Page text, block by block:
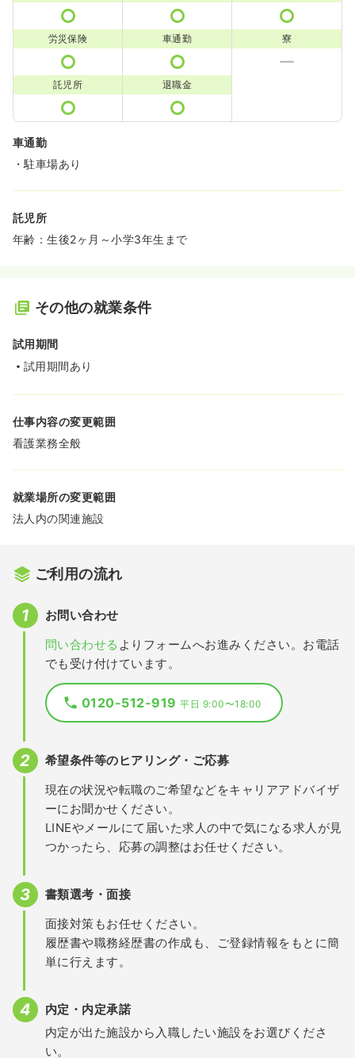
労災保険 車通勤 寮
託児所 退職金
車通勤
・駐車場あり
託児所
年齢：生後2ヶ月～小学3年生まで
その他の就業条件
試用期間
試用期間あり
仕事内容の変更範囲
看護業務全般
就業場所の変更範囲
法人内の関連施設
ご利用の流れ
お問い合わせ
問い合わせる よりフォームへお進みください。お電話
でも受け付けています。
0120-512-919平日 9:00〜18:00
希望条件等のヒアリング・ご応募
現在の状況や転職のご希望などをキャリアアドバイザ
ーにお聞かせください。
LINEやメールにて届いた求人の中で気になる求人が見
つかったら、応募の調整はお任せください。
書類選考・面接
面接対策もお任せください。
履歴書や職務経歴書の作成も、ご登録情報をもとに簡
単に行えます。
内定・内定承諾
内定が出た施設から入職したい施設をお選びくださ
い。